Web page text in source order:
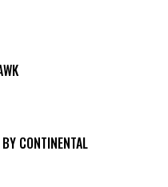
CONTINENTAL